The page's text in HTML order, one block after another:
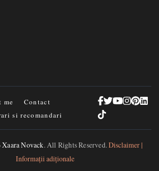
me
Contact
si recomandari
Xaara Novack. All Rights Reserved.Disclaimer |
Informații adiționale